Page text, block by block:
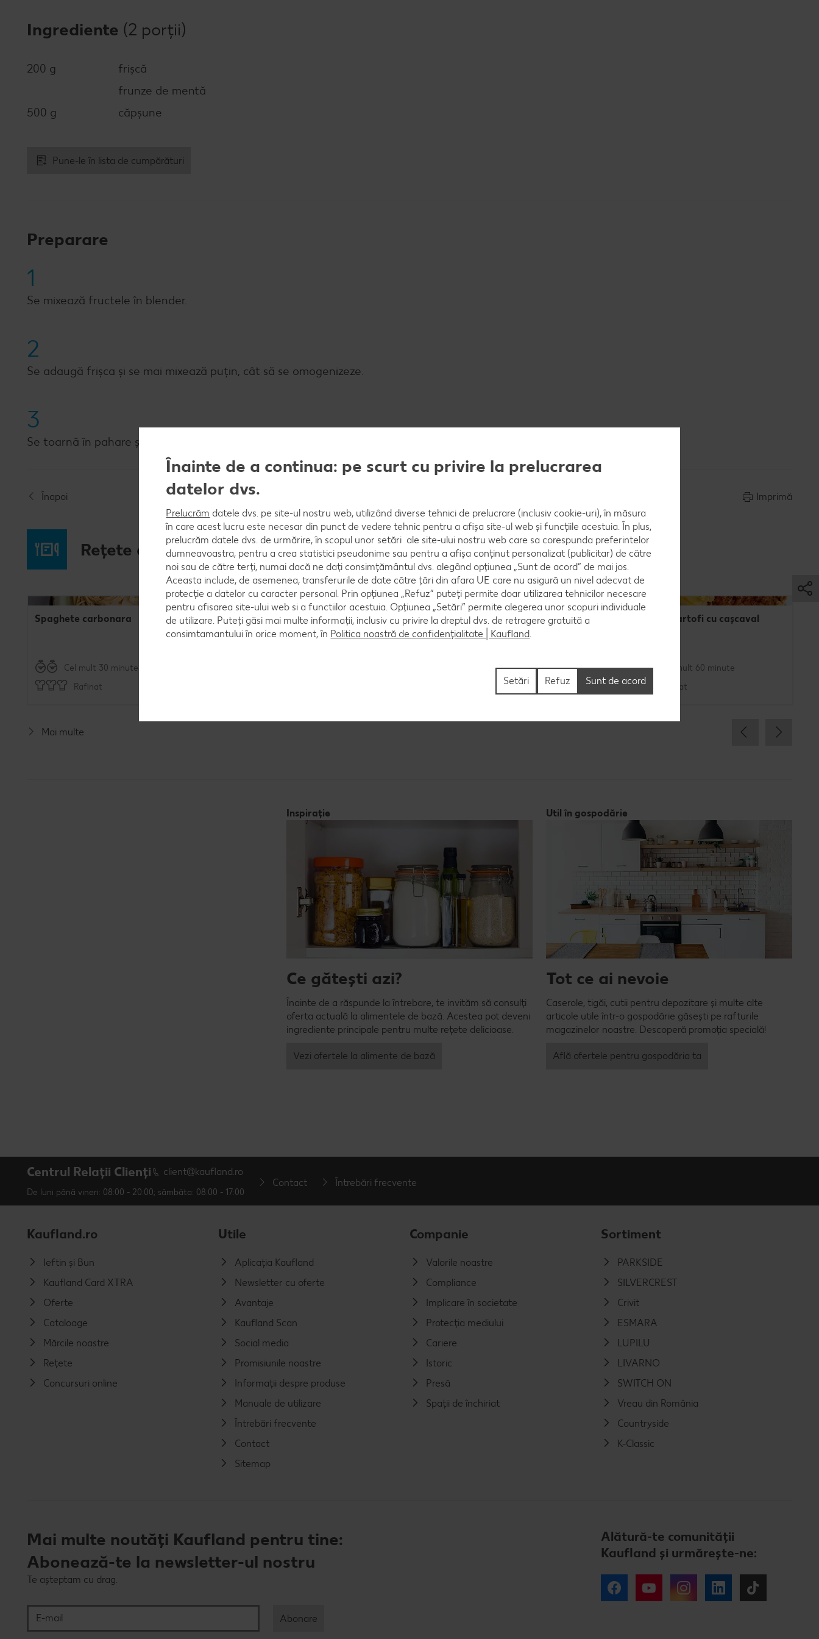
Ingrediente (2 porții)
200 g
frișcă
frunze de mentă
500 g
căpșune
Pune-le în lista de cumpărături
Preparare
1
Se mixează fructele în blender.
2
Se adaugă frișca și se mai mixează puțin, cât să se omogenizeze.
3
Se toarnă în pahare și se ornează cu frunze de mentă.
Înapoi Imprimă
Rețete de mâncare pentru tine
Spaghete carbonara
Cel mult 30 minute
Rafinat
Ciorbă de burtă Ardei umpluți cu carne și orez
Cel mult 60 minute
Musaca de cartofi cu cașcaval
Cel mult 60 minute
Rafinat
Mai multe
Inspirație
Ce gătești azi?
Înainte de a răspunde la întrebare, te invităm să consulți
oferta actuală la alimentele de bază. Acestea pot deveni
ingrediente principale pentru multe rețete delicioase.
Vezi ofertele la alimente de bază
Util în gospodărie
Tot ce ai nevoie
Caserole, tigăi, cutii pentru depozitare și multe alte
articole utile într-o gospodărie găsești pe rafturile
magazinelor noastre. Descoperă promoția specială!
Află ofertele pentru gospodăria ta
Centrul Relații Clienți client@kaufland.ro
De luni până vineri: 08:00 - 20:00; sâmbăta: 08:00 - 17:00
Contact Întrebări frecvente
Kaufland.ro
Ieftin și Bun
Kaufland Card XTRA
Oferte
Cataloage
Mărcile noastre
Rețete
Concursuri online
Utile
Aplicația Kaufland
Newsletter cu oferte
Avantaje
Kaufland Scan
Social media
Promisiunile noastre
Informații despre produse
Manuale de utilizare
Întrebări frecvente
Contact
Sitemap
Companie
Valorile noastre
Compliance
Implicare în societate
Protecția mediului
Cariere
Istoric
Presă
Spații de închiriat
Sortiment
PARKSIDE
SILVERCREST
Crivit
ESMARA
LUPILU
LIVARNO
SWITCH ON
Vreau din România
Countryside
K-Classic
Mai multe noutăți Kaufland pentru tine:
Abonează-te la newsletter-ul nostru
Te așteptam cu drag.
E-mail Abonare
Alătură-te comunității
Kaufland și urmărește-ne:
Facebook YouTube Instagram LinkedIn
Înainte de a continua: pe scurt cu privire la prelucrarea
datelor dvs.
Prelucrăm datele dvs. pe site-ul nostru web, utilizând diverse tehnici de prelucrare (inclusiv cookie-uri), în măsura
în care acest lucru este necesar din punct de vedere tehnic pentru a afișa site-ul web și funcțiile acestuia. În plus,
prelucrăm datele dvs. de urmărire, în scopul unor setări ale site-ului nostru web care sa corespunda preferintelor
dumneavoastra, pentru a crea statistici pseudonime sau pentru a afișa conținut personalizat (publicitar) de către
noi sau de către terți, numai dacă ne dați consimțământul dvs. alegând opțiunea „Sunt de acord” de mai jos.
Aceasta include, de asemenea, transferurile de date către țări din afara UE care nu asigură un nivel adecvat de
protecție a datelor cu caracter personal. Prin opțiunea „Refuz” puteți permite doar utilizarea tehnicilor necesare
pentru afisarea site-ului web si a functiilor acestuia. Opțiunea „Setări” permite alegerea unor scopuri individuale
de utilizare. Puteți găsi mai multe informații, inclusiv cu privire la dreptul dvs. de retragere gratuită a
consimtamantului în orice moment, în Politica noastră de confidențialitate | Kaufland.
Refuz Sunt de acord
Setări